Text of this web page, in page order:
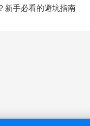
新手必看的避坑指南